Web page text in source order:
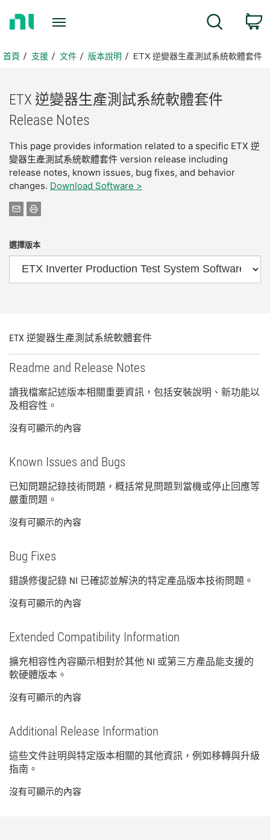
頁首頁 支援 文件 版本說明 ETX 逆變器生產測試系統軟體套件
ETX 逆變器生產測試系統軟體套件
Release Notes
This page provides information related to a specific ETX 逆
變器生產測試系統軟體套件 version release including
release notes, known issues, bug fixes, and behavior
changes. Download Software >
選擇版本
ETX 逆變器生產測試系統軟體套件
Readme and Release Notes
讀我檔案記述版本相關重要資訊， 包括安裝說明、 新功能以
及相容性。
沒有可顯示的內容
Known Issues and Bugs
已知問題記錄技術問題， 概括常見問題到 當機或停止回應等
嚴重問題。
沒有可顯示的內容
Bug Fixes
錯誤修復記錄 NI 已確認並解決的特定產品版本技術問題。
沒有可顯示的內容
Extended Compatibility Information
擴充相容性內容顯示相對於其他 NI 或第三方產品能支援的
軟硬體版本。
沒有可顯示的內容
Additional Release Information
這些文件註明與特定版本相關的其他資訊， 例如移轉與升級
指南。
沒有可顯示的內容